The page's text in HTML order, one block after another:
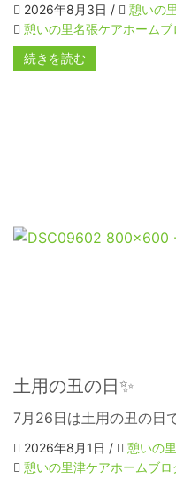
2026年8月3日 /
憩いの
憩いの里名張ケアホームブ
続きを読む
土用の丑の日✨
7月26日は土用の丑の日
2026年8月1日 /
憩いの
憩いの里津ケアホームブロ